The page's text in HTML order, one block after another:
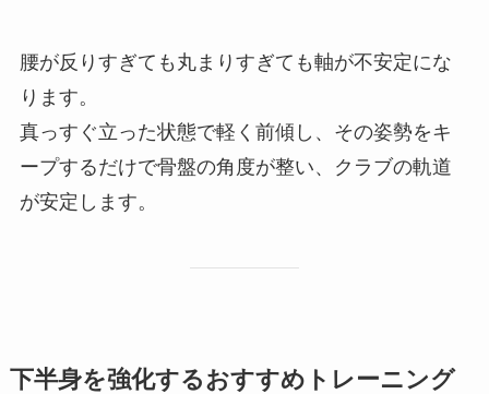
腰が反りすぎても丸まりすぎても軸が不安定にな
ります。
真っすぐ立った状態で軽く前傾し、その姿勢をキ
ープするだけで骨盤の角度が整い、クラブの軌道
が安定します。
下半身を強化するおすすめトレーニング